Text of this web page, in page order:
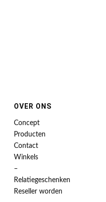
OVER ONS
Concept
Producten
Contact
Winkels
–
Relatiegeschenken
Reseller worden